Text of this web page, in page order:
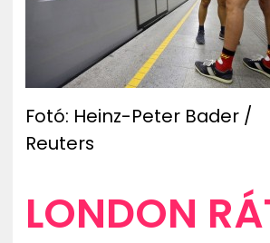
Fotó: Heinz-Peter Bader /
Reuters
LONDON